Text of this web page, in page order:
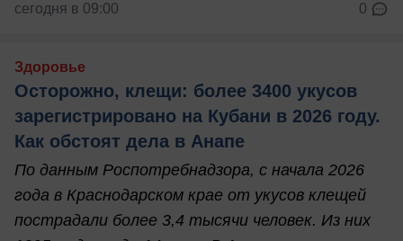
сегодня в 09:00 0
Здоровье
Осторожно, клещи: более 3400 укусов
зарегистрировано на Кубани в 2026 году.
Как обстоят дела в Анапе
По данным Роспотребнадзора, с начала 2026
года в Краснодарском крае от укусов клещей
пострадали более 3,4 тысячи человек. Из них